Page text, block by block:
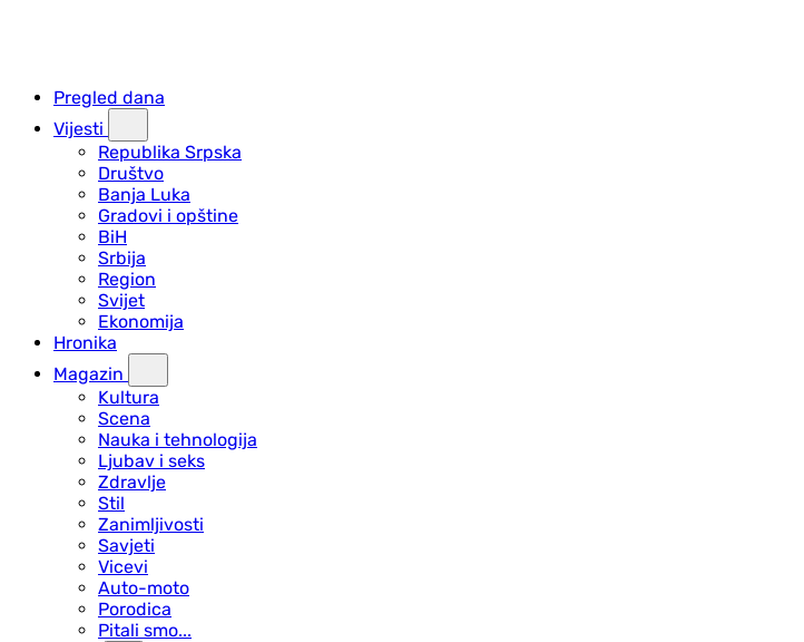
Pregled dana
Vijesti
Republika Srpska
Društvo
Banja Luka
Gradovi i opštine
BiH
Srbija
Region
Svijet
Ekonomija
Hronika
Magazin
Kultura
Scena
Nauka i tehnologija
Ljubav i seks
Zdravlje
Stil
Zanimljivosti
Savjeti
Vicevi
Auto-moto
Porodica
Pitali smo...